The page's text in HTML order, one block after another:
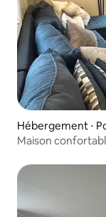
Hébergement ⋅
Maison